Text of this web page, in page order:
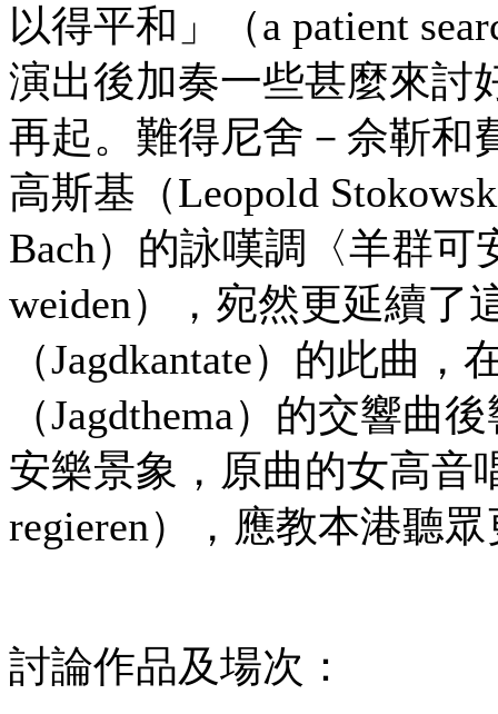
以得平和」（a patient
演出後加奏一些甚麼來討
再起。難得尼舍－佘靳和
高斯基（Leopold
Bach）的詠嘆調〈羊群可
weiden），宛然更延續了
（Jagdkantate）的此曲
（Jagdthema）的交響曲
安樂景象，原曲的女高音
regieren），應教本港聽
討論作品及場次：